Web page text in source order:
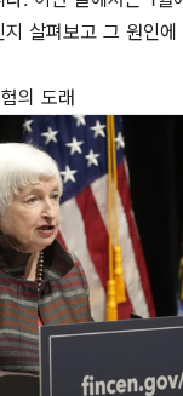
살펴보고 그 원인에
의 도래